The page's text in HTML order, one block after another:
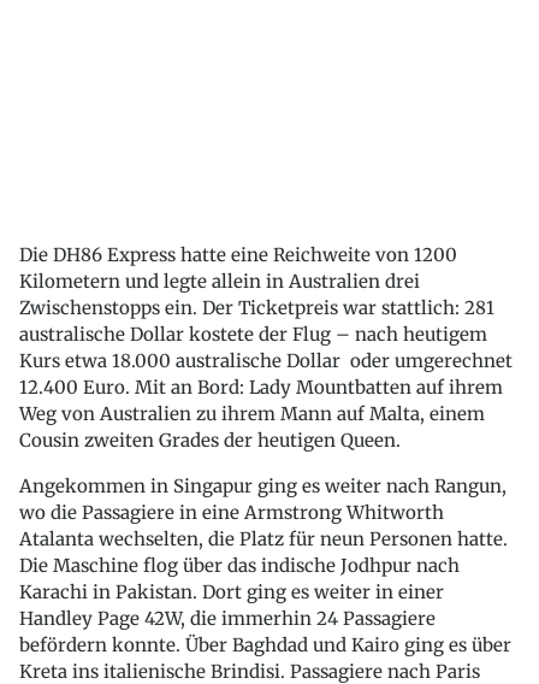
Die DH86 Express hatte eine Reichweite von 1200
Kilometern und legte allein in Australien drei
Zwischenstopps ein. Der Ticketpreis war stattlich: 281
australische Dollar kostete der Flug – nach heutigem
Kurs etwa 18.000 australische Dollar oder umgerechnet
12.400 Euro. Mit an Bord: Lady Mountbatten auf ihrem
Weg von Australien zu ihrem Mann auf Malta, einem
Cousin zweiten Grades der heutigen Queen.
Angekommen in Singapur ging es weiter nach Rangun,
wo die Passagiere in eine Armstrong Whitworth
Atalanta wechselten, die Platz für neun Personen hatte.
Die Maschine flog über das indische Jodhpur nach
Karachi in Pakistan. Dort ging es weiter in einer
Handley Page 42W, die immerhin 24 Passagiere
befördern konnte. Über Baghdad und Kairo ging es über
Kreta ins italienische Brindisi. Passagiere nach Paris